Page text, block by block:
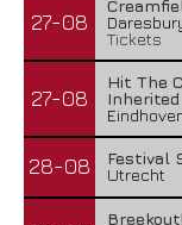
27-08
Tickets
27-08
Hit The
Inherited
28-08
Festival
Utrecht